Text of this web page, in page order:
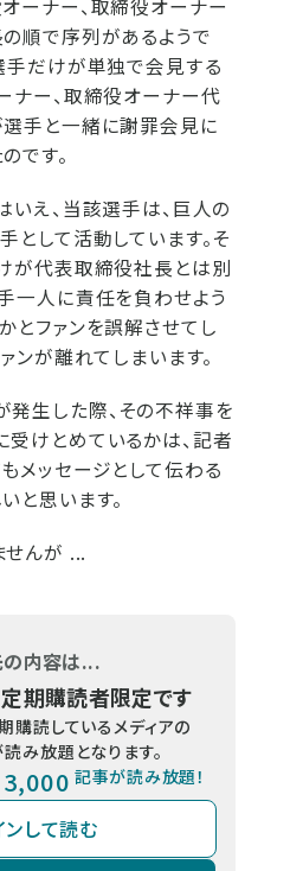
ーナー、取締役オーナー
順で序列があるようで
手だけが単独で会見する
ナー、取締役オーナー代
手と一緒に謝罪会見に
です。
いえ、当該選手は、巨人の
として活動しています。そ
が代表取締役社長とは別
一人に責任を負わせよう
とファンを誤解させてし
ンが離れてしまいます。
生した際、その不祥事を
けとめているかは、記者
メッセージとして伝わる
と思います。
んが ...
の内容は...
定期購読者限定です
購読しているメディアの
み放題となります。
3,000 記事が読み放題！
ンして読む